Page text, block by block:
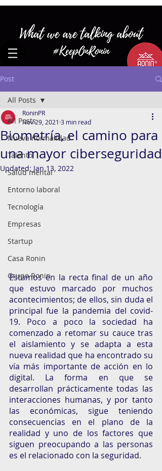
Post
All Posts
Nueva normalidad
Talento
Salud mental
Entorno laboral
Tecnología
Empresas
Startup
Casa Ronin
Grupo Ronin
All Posts
Biometría, el camino para
una mayor ciberseguridad
RoninPR
Nov 29, 2021 3 min read
Updated: Jan 13, 2022
Estamos en la recta final de un año
que estuvo marcado por muchos
acontecimientos; de ellos, sin duda el
principal fue la pandemia del covid-
19. Poco a poco la sociedad ha
comenzado a retomar su cauce tras
el aislamiento y se adapta a esta
nueva realidad que ha encontrado su
vía más importante de acción en lo
digital. La forma en que se
desarrollan prácticamente todas las
interacciones humanas, y por tanto
las económicas, sigue teniendo
consecuencias en el plano de la
realidad y uno de los factores que
siguen preocupando a las personas
es el relacionado con la seguridad.